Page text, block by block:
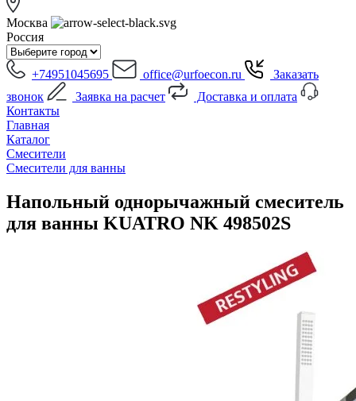
Москва
Россия
+74951045695 office@urfoecon.ru
Заказать
звонок
Заявка на расчет
Доставка и оплата
Контакты
Главная
Каталог
Смесители
Смесители для ванны
Напольный однорычажный смеситель
для ванны KUATRO NK 498502S